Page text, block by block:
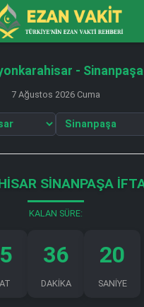
- Sinanpaşa
7 Ağustos 2026 Cuma
KALAN SÜRE:
36
DAKİKA
20
SANİYE